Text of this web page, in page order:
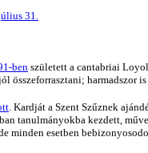
31.
benszületett a cantabriai
összeforrasztani; harmadszor
. Kardját a Szent Szűznek
tanulmányokba kezdett,
minden esetben